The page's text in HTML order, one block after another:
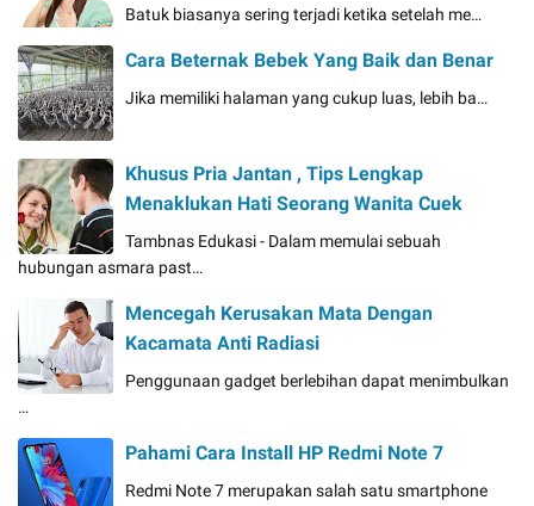
Batuk biasanya sering terjadi ketika setelah me…
Cara Beternak Bebek Yang Baik dan Benar
Jika memiliki halaman yang cukup luas, lebih ba…
Khusus Pria Jantan , Tips Lengkap
Menaklukan Hati Seorang Wanita Cuek
Tambnas Edukasi - Dalam memulai sebuah
hubungan asmara past…
Mencegah Kerusakan Mata Dengan
Kacamata Anti Radiasi
Penggunaan gadget berlebihan dapat menimbulkan
…
Pahami Cara Install HP Redmi Note 7
Redmi Note 7 merupakan salah satu smartphone